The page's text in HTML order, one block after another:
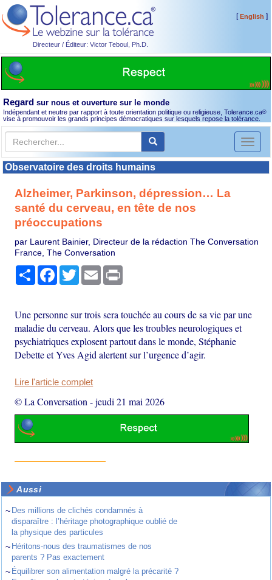
Directeur / Éditeur: Victor Teboul, Ph.D.
[English ]
Regard sur nous et ouverture sur le monde
Indépendant et neutre par rapport à toute orientation politique ou religieuse, Tolerance.ca®
vise à promouvoir les grands principes démocratiques sur lesquels repose la tolérance.
Toggle
Observatoire des droits humains
Alzheimer, Parkinson, dépression… La
santé du cerveau, en tête de nos
préoccupations
par Laurent Bainier, Directeur de la rédaction The Conversation
France, The Conversation
PartagerFacebook
TwitterEmail
Une personne sur trois sera touchée au cours de sa vie par une
maladie du cerveau. Alors que les troubles neurologiques et
psychiatriques explosent partout dans le monde, Stéphanie
Debette et Yves Agid alertent sur l’urgence d’agir.
Lire l'article complet
© La Conversation -jeudi 21 mai 2026
Aussi
~ Des millions de clichés condamnés à
disparaître : l’héritage photographique oublié de
la physique des particules
~ Héritons-nous des traumatismes de nos
parents ? Pas exactement
~ Équilibrer son alimentation malgré la précarité ?